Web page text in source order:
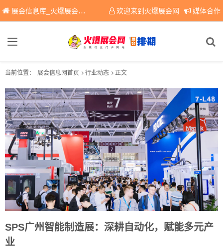
展会信息库_火爆展会网免费展会信息查询平台，提供专业会展服务！ 欢迎来到火爆展会网 媒体合作
当前位置： 展会信息网首页 行业动态 正文
SPS广州智能制造展：深耕自动化，赋能多元产
业